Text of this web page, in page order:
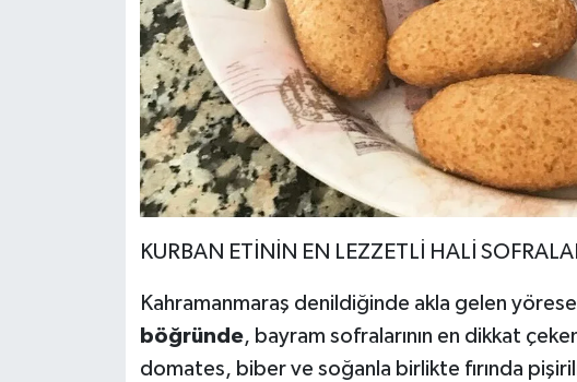
KURBAN ETİNİN EN LEZZETLİ HALİ
Kahramanmaraş denildiğinde akla gelen
böğründe, bayram sofralarının en dikkat
domates, biber ve soğanla birlikte fırında